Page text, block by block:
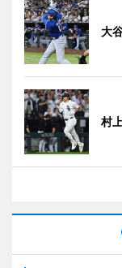
大
村